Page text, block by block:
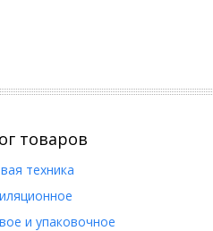
товаров
техника
и упаковочное